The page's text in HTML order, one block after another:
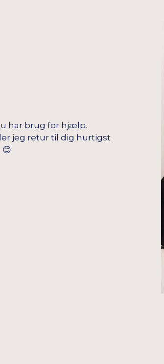
har brug for hjælp.
jeg retur til dig hurtigst